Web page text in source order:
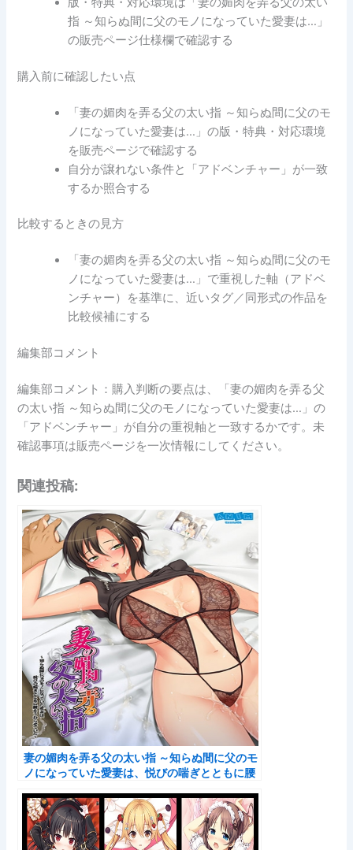
指 ～知らぬ間に父のモノになっていた愛妻は…」
の販売ページ仕様欄で確認する
購入前に確認したい点
「妻の媚肉を弄る父の太い指 ～知らぬ間に父のモ
ノになっていた愛妻は…」の版・特典・対応環境
を販売ページで確認する
自分が譲れない条件と「アドベンチャー」が一致
するか照合する
比較するときの見方
「妻の媚肉を弄る父の太い指 ～知らぬ間に父のモ
ノになっていた愛妻は…」で重視した軸（アドベ
ンチャー）を基準に、近いタグ／同形式の作品を
比較候補にする
編集部コメント
編集部コメント：購入判断の要点は、「妻の媚肉を弄る父
の太い指 ～知らぬ間に父のモノになっていた愛妻は…」の
「アドベンチャー」が自分の重視軸と一致するかです。未
確認事項は販売ページを一次情報にしてください。
関連投稿:
妻の媚肉を弄る父の太い指 ～知らぬ間に父のモ
ノになっていた愛妻は、悦びの喘ぎとともに腰